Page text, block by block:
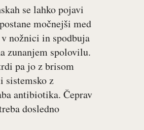
se lahko pojavi
močnejši med
nožnici in spodbuja
zunanjem spolovilu.
pa jo z brisom
sistemsko z
antibiotika. Čeprav
dosledno